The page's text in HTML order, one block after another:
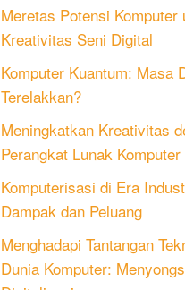
Meretas Potensi Komputer
Kreativitas Seni Digital
Komputer Kuantum: Masa
Terelakkan?
Meningkatkan Kreativitas
Perangkat Lunak
Komputerisasi di Era
Dampak dan Peluang
Menghadapi Tantangan
Dunia Komputer: